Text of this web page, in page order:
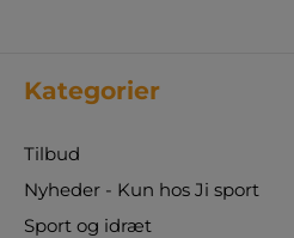
Kategorier
Tilbud
Nyheder - Kun hos Ji sport
Sport og idræt